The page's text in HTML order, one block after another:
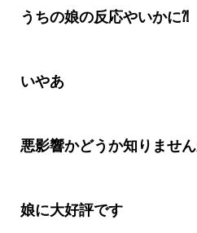
うちの娘の反応やいかに⁈
いやあ
悪影響かどうか知りませ
娘に大好評です